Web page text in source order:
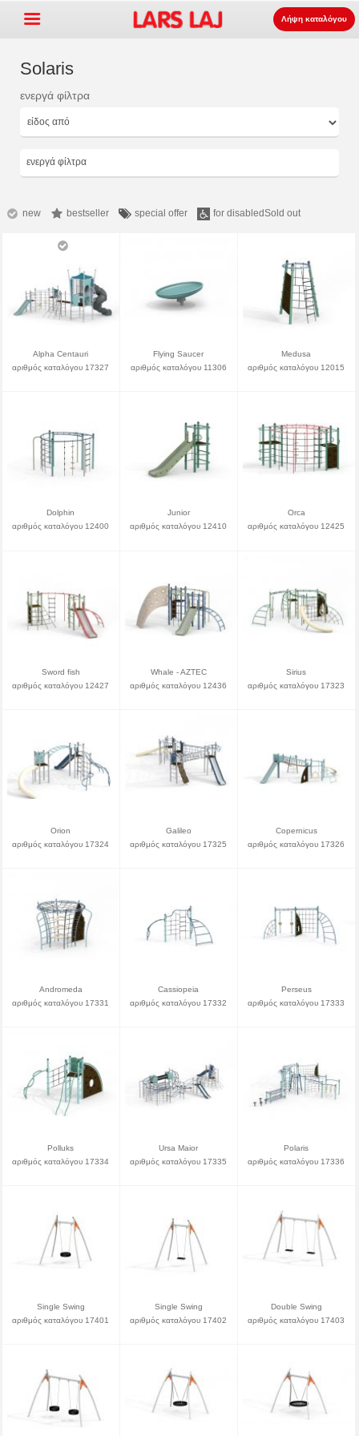
εξοπλισμός παιδότοπων
επιφάνεια +
Σχετικά με εμάς
Επικοινωνία
Παραγγείλτε τον κατάλογο
Lars Laj on Facebook
Λήψη καταλόγου
Solaris
ενεργά φίλτρα
ενεργά φίλτρα
new bestseller special offer for disabledSold out
Alpha Centauri
αριθμός καταλόγου 17327
Flying Saucer
αριθμός καταλόγου 11306
Medusa
αριθμός καταλόγου 12015
Dolphin
αριθμός καταλόγου 12400
Junior
αριθμός καταλόγου 12410
Orca
αριθμός καταλόγου 12425
Sword fish
αριθμός καταλόγου 12427
Whale - AZTEC
αριθμός καταλόγου 12436
Sirius
αριθμός καταλόγου 17323
Orion
αριθμός καταλόγου 17324
Galileo
αριθμός καταλόγου 17325
Copernicus
αριθμός καταλόγου 17326
Andromeda
αριθμός καταλόγου 17331
Cassiopeia
αριθμός καταλόγου 17332
Perseus
αριθμός καταλόγου 17333
Polluks
αριθμός καταλόγου 17334
Ursa Maior
αριθμός καταλόγου 17335
Polaris
αριθμός καταλόγου 17336
Single Swing
αριθμός καταλόγου 17401
Single Swing
αριθμός καταλόγου 17402
Double Swing
αριθμός καταλόγου 17403